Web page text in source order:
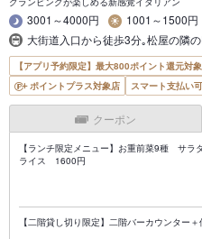
3001～4000円
1001～1500円
大街道入口から徒歩3分｡松屋の隣の
【アプリ予約限定】最大800ポイント還元対
ポイントプラス対象店
スマート支払い可
クーポン
【ランチ限定メニュー】お重前菜9種 サ
ライス 1600円
【二階貸し切り限定】二階バーカウンタ